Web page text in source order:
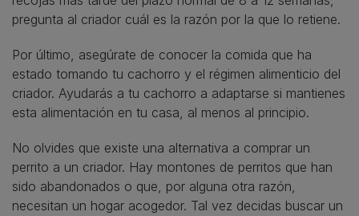
pregunta al criador cuál es la razón por la que lo retiene.
Por último, asegúrate de conocer la comida que ha
estado tomando tu cachorro y el régimen alimenticio del
criador. Ayudarás a tu cachorro a adaptarse si mantienes
esta alimentación en tu casa, al menos al principio.
No olvides que existe una alternativa a comprar un
perrito a un criador. Hay montones de perritos que han
sido abandonados o que, por alguna otra razón,
necesitan un hogar acogedor. Tal vez decidas buscar un